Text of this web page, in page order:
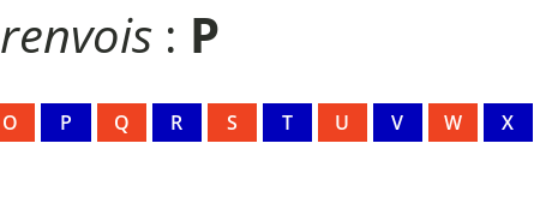
renvois: P
O P Q R S T U V W
X